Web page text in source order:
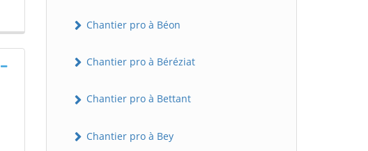
Chantier pro à Béon
Chantier pro à Béréziat
Chantier pro à Bettant
Chantier pro à Bey